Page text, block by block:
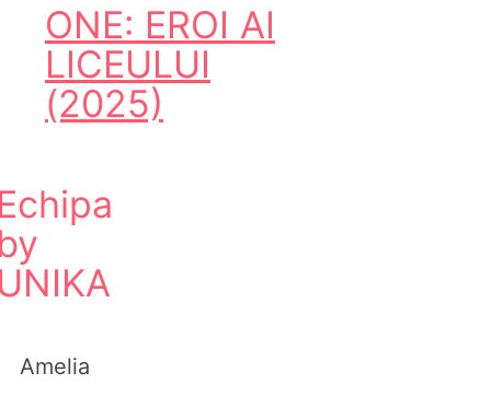
ONE: EROI AI
LICEULUI
(2025)
Amelia